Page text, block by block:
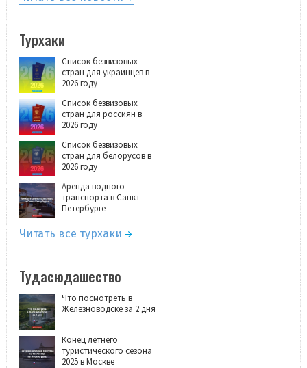
Турхаки
Список безвизовых
стран для украинцев в
2026 году
Список безвизовых
стран для россиян в
2026 году
Список безвизовых
стран для белорусов в
2026 году
Аренда водного
транспорта в Санкт-
Петербурге
Читать все турхаки
Тудасюдашество
Что посмотреть в
Железноводске за 2 дня
Конец летнего
туристического сезона
2025 в Москве